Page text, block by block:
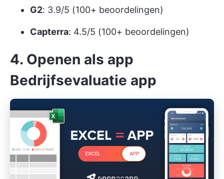
G2: 3.9/5 (100+ beoordelingen)
Capterra: 4.5/5 (100+ beoordelingen)
4. Openen als app
Bedrijfsevaluatie app